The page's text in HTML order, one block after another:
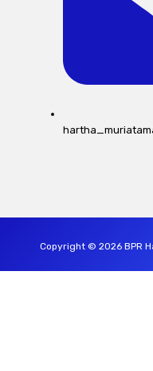
Copyright © 2026 BPR